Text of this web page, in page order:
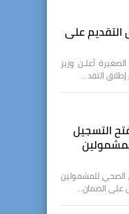
التقديم على
أعلـن وزير
التقد…
التسجيل
الصحي للمشمولين
على الضمان…